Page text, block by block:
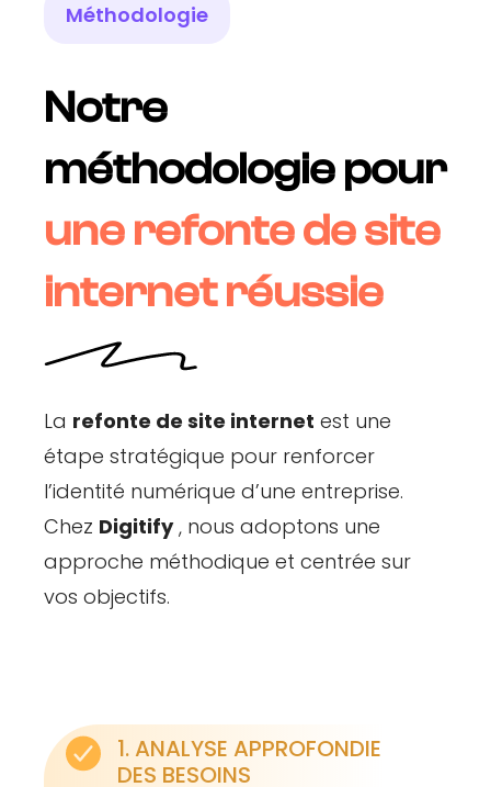
Méthodologie
Notre
méthodologie pour
une refonte de site
internet réussie
La refonte de site internet est une
étape stratégique pour renforcer
l’identité numérique d’une entreprise.
Chez Digitify, nous adoptons une
approche méthodique et centrée sur
vos objectifs.
1. ANALYSE APPROFONDIE
DES BESOINS